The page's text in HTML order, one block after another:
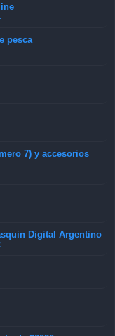
pesca
7) y accesorios
Digital Argentino